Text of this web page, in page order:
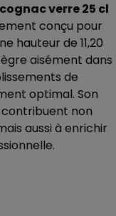
verre 25 cl
conçu pour
hauteur de 11,20
aisément dans
de
optimal. Son
non
aussi à enrichir